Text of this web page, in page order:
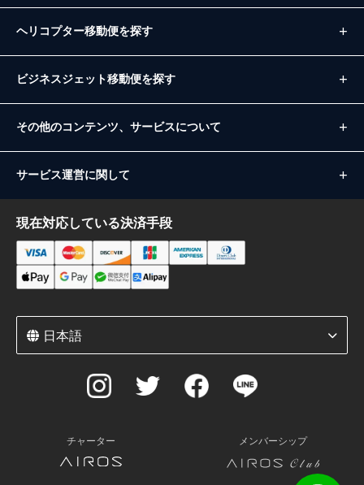
ヘリコプター移動便を探す
ビジネスジェット移動便を探す
その他のコンテンツ、サービスについて
サービス運営に関して
現在対応している決済手段
日本語
チャーター メンバーシップ